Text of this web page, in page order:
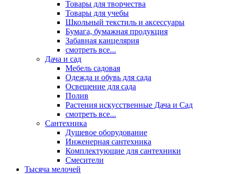
Товары для творчества
Товары для учебы
Школьный текстиль и аксессуары
Бумага, бумажная продукция
Забавная канцелярия
смотреть все...
Дача и сад
Мебель садовая
Одежда и обувь для сада
Освещение для сада
Полив
Растения искусственные Дача и Сад
смотреть все...
Сантехника
Душевое оборудование
Инженерная сантехника
Комплектующие для сантехники
Смесители
Тысяча мелочей